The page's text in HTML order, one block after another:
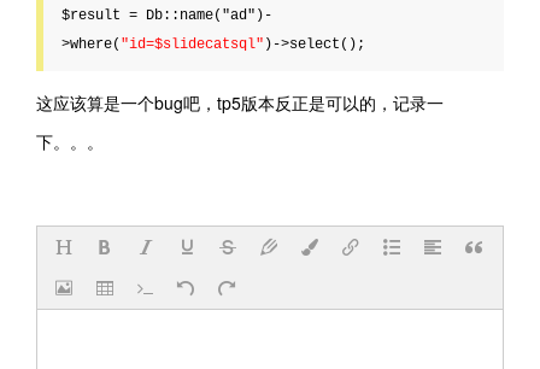
$result = Db::name("ad")-
>where( "id=$slidecatsql"
这应该算是一个bug吧，tp5版本反正是可以的，记录一
下。。。